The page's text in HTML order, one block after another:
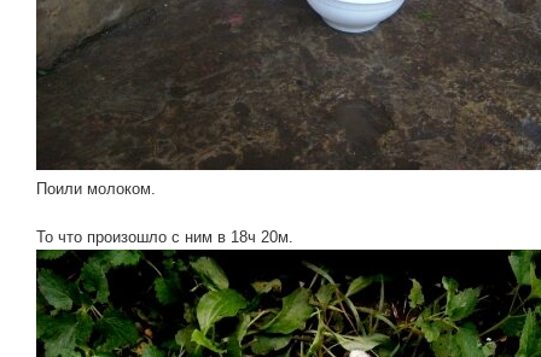
Поили молоком.
То что произошло с ним в 18ч 20м.